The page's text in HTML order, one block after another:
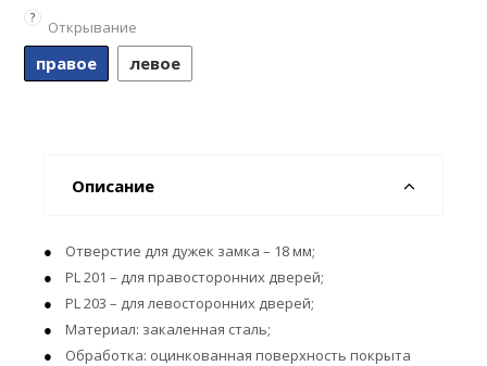
?
Открывание
правое левое
Описание
Отверстие для дужек замка – 18 мм;
PL 201 – для правосторонних дверей;
PL 203 – для левосторонних дверей;
Материал: закаленная сталь;
Обработка: оцинкованная поверхность покрыта